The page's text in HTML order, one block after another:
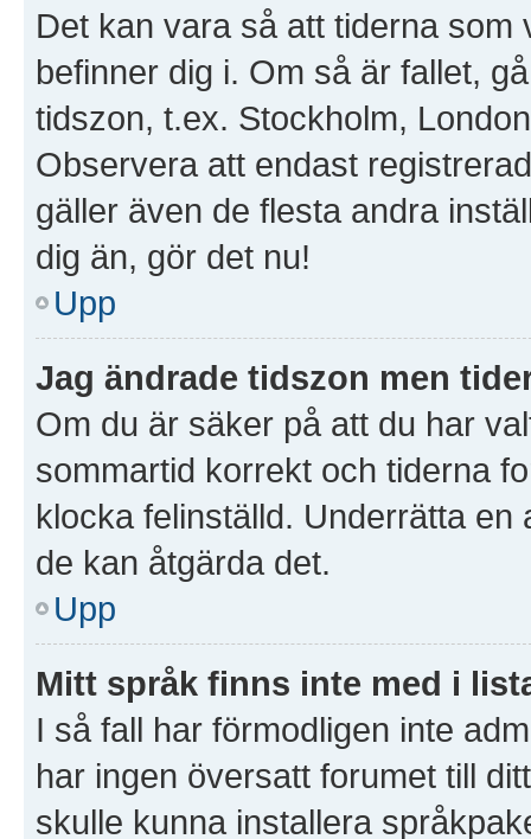
Det kan vara så att tiderna
befinner dig i. Om så är fallet,
tidszon, t.ex. Stockholm,
Observera att endast
gäller även de flesta andra
dig än, gör det nu!
Upp
Jag ändrade tidszon men
Om du är säker på att du har
sommartid korrekt och tiderna
klocka felinställd. Underrätta
de kan åtgärda det.
Upp
Mitt språk finns inte med i
I så fall har förmodligen inte
har ingen översatt forumet till
skulle kunna installera